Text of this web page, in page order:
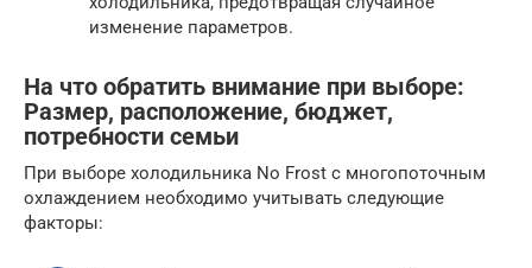
изменение параметров.
На что обратить внимание при выборе:
Размер, расположение, бюджет,
потребности семьи
При выборе холодильника No Frost с многопоточным
охлаждением необходимо учитывать следующие
факторы: